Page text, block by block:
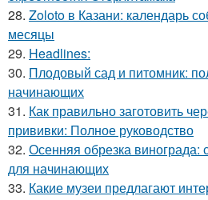
28. Zoloto в Казани: календарь
месяцы
29. Headlines:
30. Плодовый сад и питомник:
начинающих
31. Как правильно заготовить
прививки: Полное руководство
32. Осенняя обрезка винограда:
для начинающих
33. Какие музеи предлагают